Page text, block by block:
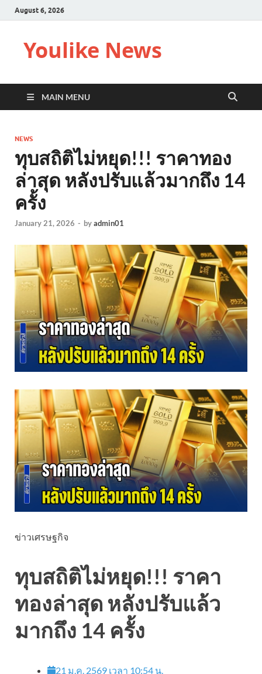
August 6, 2026
Youlike News
MAIN MENU
NEWS
ทุบสถิติไม่หยุด!!! ราคาทอง
ล่าสุด หลังปรับแล้วมากถึง 14
ครั้ง
January 21, 2026 - byadmin01
ข่าวเศรษฐกิจ
ทุบสถิติไม่หยุด!!! ราคา
ทองล่าสุด หลังปรับแล้ว
มากถึง 14 ครั้ง
21 ม.ค. 2569 เวลา 10:54 น.